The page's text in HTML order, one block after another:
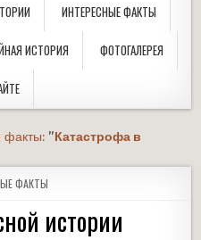
ИНТЕРЕСНЫЕ ФАКТЫ
ИСТОРИЯ ФОТОГАЛЕРЕЯ
факты: "Катастрофа в
ФАКТЫ
истории